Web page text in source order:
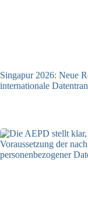
Singapur 2026: Neue
internationale